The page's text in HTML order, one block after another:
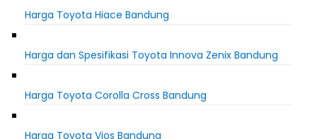
Harga Toyota Hiace Bandung
Harga dan Spesifikasi Toyota Innova Zenix Bandung
Harga Toyota Corolla Cross Bandung
Harga Toyota Vios Bandung